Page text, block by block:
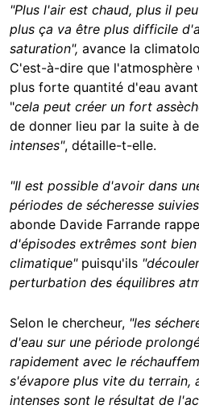
"Plus l'air est chaud, plus il
plus ça va être plus difficile
saturation", avance la
C'est-à-dire que l'atmosphère
plus forte quantité d'eau
"cela peut créer un fort
de donner lieu par la suite à
intenses", détaille-t-elle.
"Il est possible d'avoir dans
périodes de sécheresse
abonde Davide Farrande
d'épisodes extrêmes sont
climatique" puisqu'ils
perturbation des équilibres
Selon le chercheur, "les
d'eau sur une période
rapidement avec le
s'évapore plus vite du terrain,
intenses sont le résultat de